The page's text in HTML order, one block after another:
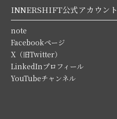
INNERSHIFT公式アカウント
note
Facebookページ
X（旧Twitter）
LinkedInプロフィール
YouTubeチャンネル